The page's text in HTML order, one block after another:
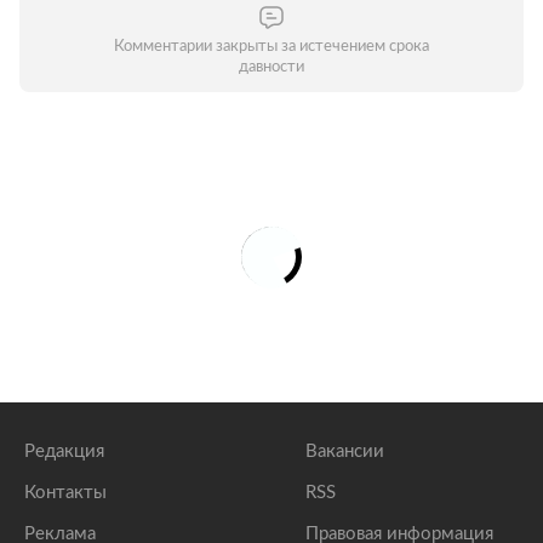
Комментарии закрыты за истечением срока
давности
Редакция
Контакты
Реклама
Вакансии
RSS
Правовая информация